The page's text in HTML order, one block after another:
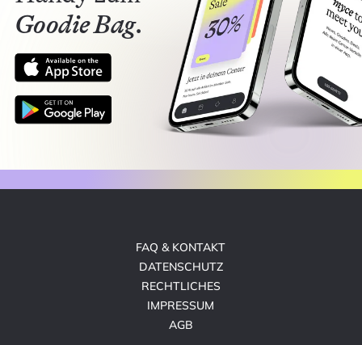
Goodie Bag.
FAQ & KONTAKT
DATENSCHUTZ
RECHTLICHES
IMPRESSUM
AGB